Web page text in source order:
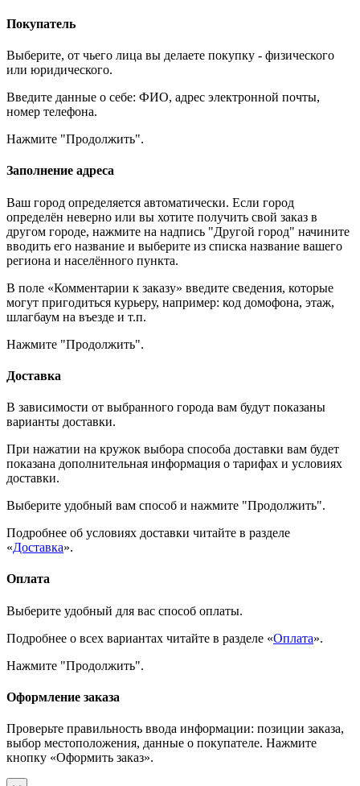
Покупатель
Выберите, от чьего лица вы делаете покупку - физического
или юридического.
Введите данные о себе: ФИО, адрес электронной почты,
номер телефона.
Нажмите "Продолжить".
Заполнение адреса
Ваш город определяется автоматически. Если город
определён неверно или вы хотите получить свой заказ в
другом городе, нажмите на надпись "Другой город" начините
вводить его название и выберите из списка название вашего
региона и населённого пункта.
В поле «Комментарии к заказу» введите сведения, которые
могут пригодиться курьеру, например: код домофона, этаж,
шлагбаум на въезде и т.п.
Нажмите "Продолжить".
Доставка
В зависимости от выбранного города вам будут показаны
варианты доставки.
При нажатии на кружок выбора способа доставки вам будет
показана дополнительная информация о тарифах и условиях
доставки.
Выберите удобный вам способ и нажмите "Продолжить".
Подробнее об условиях доставки читайте в разделе
«Доставка».
Оплата
Выберите удобный для вас способ оплаты.
Подробнее о всех вариантах читайте в разделе «Оплата».
Нажмите "Продолжить".
Оформление заказа
Проверьте правильность ввода информации: позиции заказа,
выбор местоположения, данные о покупателе. Нажмите
кнопку «Оформить заказ».